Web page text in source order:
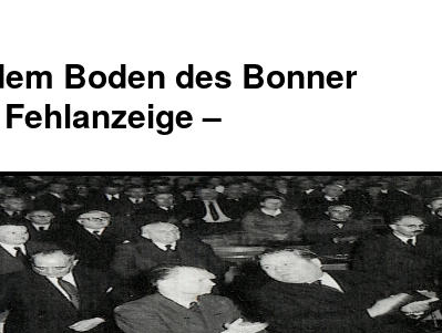
Boden des Bonner
–